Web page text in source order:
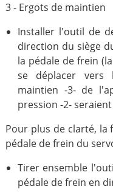
3 - Ergots de maintien
Installer l'outil de
direction du siège
la pédale de frein
se déplacer vers
maintien -3- de
pression -2-
Pour plus de clarté, la
pédale de frein du
Tirer ensemble
pédale de frein en